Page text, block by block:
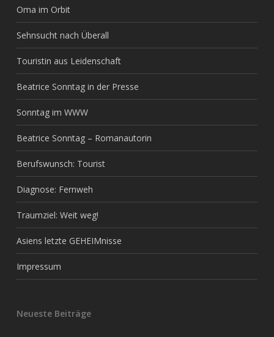
Oma im Orbit
Sehnsucht nach Überall
Touristin aus Leidenschaft
Beatrice Sonntag in der Presse
Sonntag im WWW
Beatrice Sonntag – Romanautorin
Berufswunsch: Tourist
Diagnose: Fernweh
Traumziel: Weit weg!
Asiens letzte GEHEIMnisse
Impressum
Neueste Beiträge